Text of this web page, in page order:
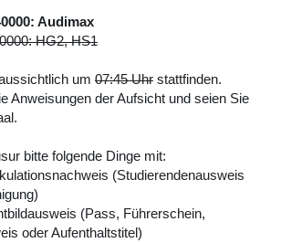
Audimax
HG2, HS1
um 07:45 Uhr stattfinden.
Anweisungen der Aufsicht und seien Sie
bitte folgende Dinge mit:
(Studierendenausweis
(Pass, Führerschein,
oder Aufenthaltstitel)